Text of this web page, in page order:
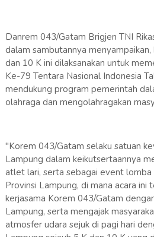
Danrem 043/Gatam Brigjen TNI
dalam sambutannya
dan 10 K ini dilaksanakan untuk
Ke-79 Tentara Nasional Indonesia
mendukung program pemerintah
olahraga dan mengolahragakan
"Korem 043/Gatam selaku satuan
Lampung dalam keikutsertaannya
atlet lari, serta sebagai event lomba
Provinsi Lampung, di mana acara ini
kerjasama Korem 043/Gatam
Lampung, serta mengajak
atmosfer udara sejuk di pagi hari